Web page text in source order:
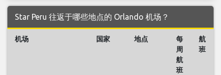
Star Peru 往返于哪些地点的 Orlando 机场？
机场 国家 地点
每
周
航
班
航
班